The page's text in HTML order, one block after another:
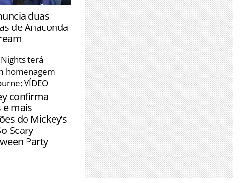
Horizonte e
impulsionar
duas
de Anaconda
para as
em busca de
terá
homenagem
VÍDEO
confirma
e mais
do Mickey’s
Scary
Party